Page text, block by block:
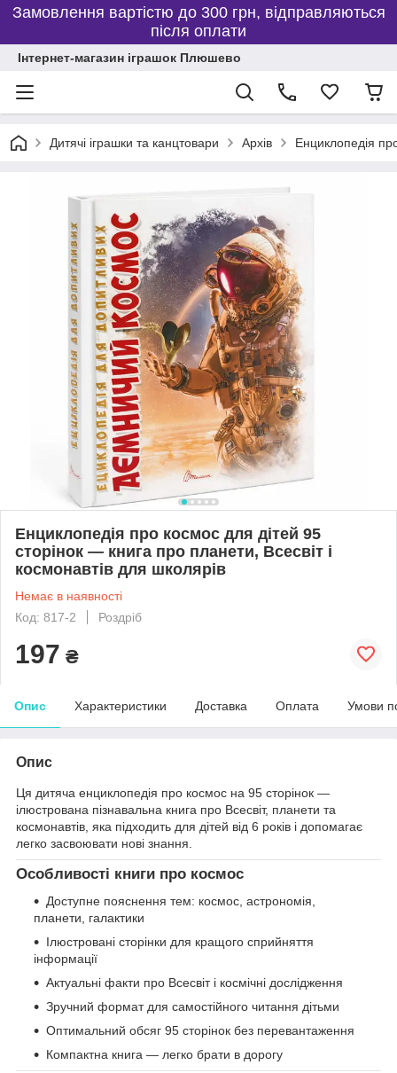
Замовлення вартістю до 300 грн, відправляються
після оплати
Інтернет-магазин іграшок Плюшево
Дитячі іграшки та канцтовари Архів Енциклопедія
Енциклопедія про космос для дітей 95
сторінок — книга про планети, Всесвіт і
космонавтів для школярів
Немає в наявності
Код: 817-2
Роздріб
197 ₴
Опис Характеристики Доставка Оплата Умови
Опис
Ця дитяча енциклопедія про космос на 95 сторінок —
ілюстрована пізнавальна книга про Всесвіт, планети та
космонавтів, яка підходить для дітей від 6 років і допомагає
легко засвоювати нові знання.
Особливості книги про космос
Доступне пояснення тем: космос, астрономія,
планети, галактики
Ілюстровані сторінки для кращого сприйняття
інформації
Актуальні факти про Всесвіт і космічні дослідження
Зручний формат для самостійного читання дітьми
Оптимальний обсяг 95 сторінок без перевантаження
Компактна книга — легко брати в дорогу